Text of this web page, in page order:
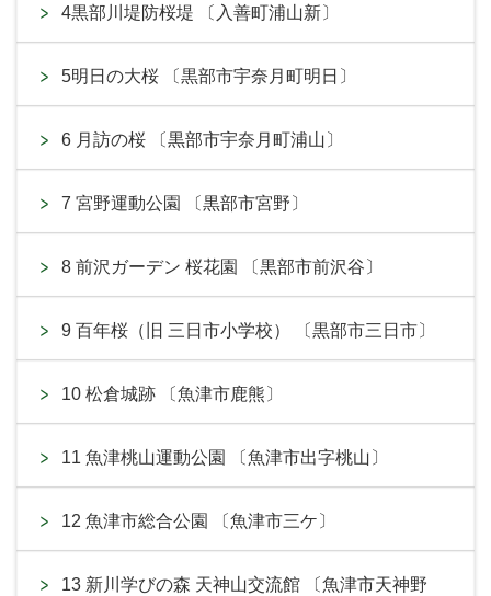
4黒部川堤防桜堤 〔入善町浦山新〕
5明日の大桜 〔黒部市宇奈月町明日〕
6 月訪の桜 〔黒部市宇奈月町浦山〕
7 宮野運動公園 〔黒部市宮野〕
8 前沢ガーデン 桜花園 〔黒部市前沢谷〕
9 百年桜（旧 三日市小学校） 〔黒部市三日市〕
10 松倉城跡 〔魚津市鹿熊〕
11 魚津桃山運動公園 〔魚津市出字桃山〕
12 魚津市総合公園 〔魚津市三ケ〕
13 新川学びの森 天神山交流館 〔魚津市天神野